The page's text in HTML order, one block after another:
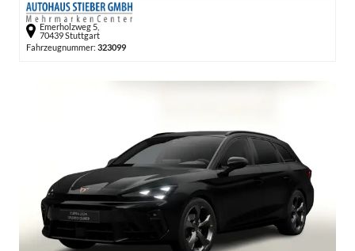
Emerholzweg 5,
70439 Stuttgart
Fahrzeugnummer: 323099